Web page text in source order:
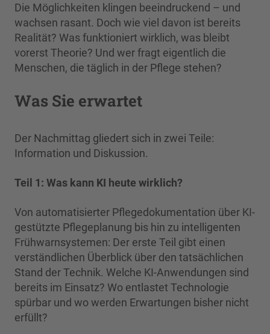
Die Möglichkeiten klingen beeindruckend – und
wachsen rasant. Doch wie viel davon ist bereits
Realität? Was funktioniert wirklich, was bleibt
vorerst Theorie? Und wer fragt eigentlich die
Menschen, die täglich in der Pflege stehen?
Was Sie erwartet
Der Nachmittag gliedert sich in zwei Teile:
Information und Diskussion.
Teil 1: Was kann KI heute wirklich?
Von automatisierter Pflegedokumentation über KI-
gestützte Pflegeplanung bis hin zu intelligenten
Frühwarnsystemen: Der erste Teil gibt einen
verständlichen Überblick über den tatsächlichen
Stand der Technik. Welche KI-Anwendungen sind
bereits im Einsatz? Wo entlastet Technologie
spürbar und wo werden Erwartungen bisher nicht
erfüllt?